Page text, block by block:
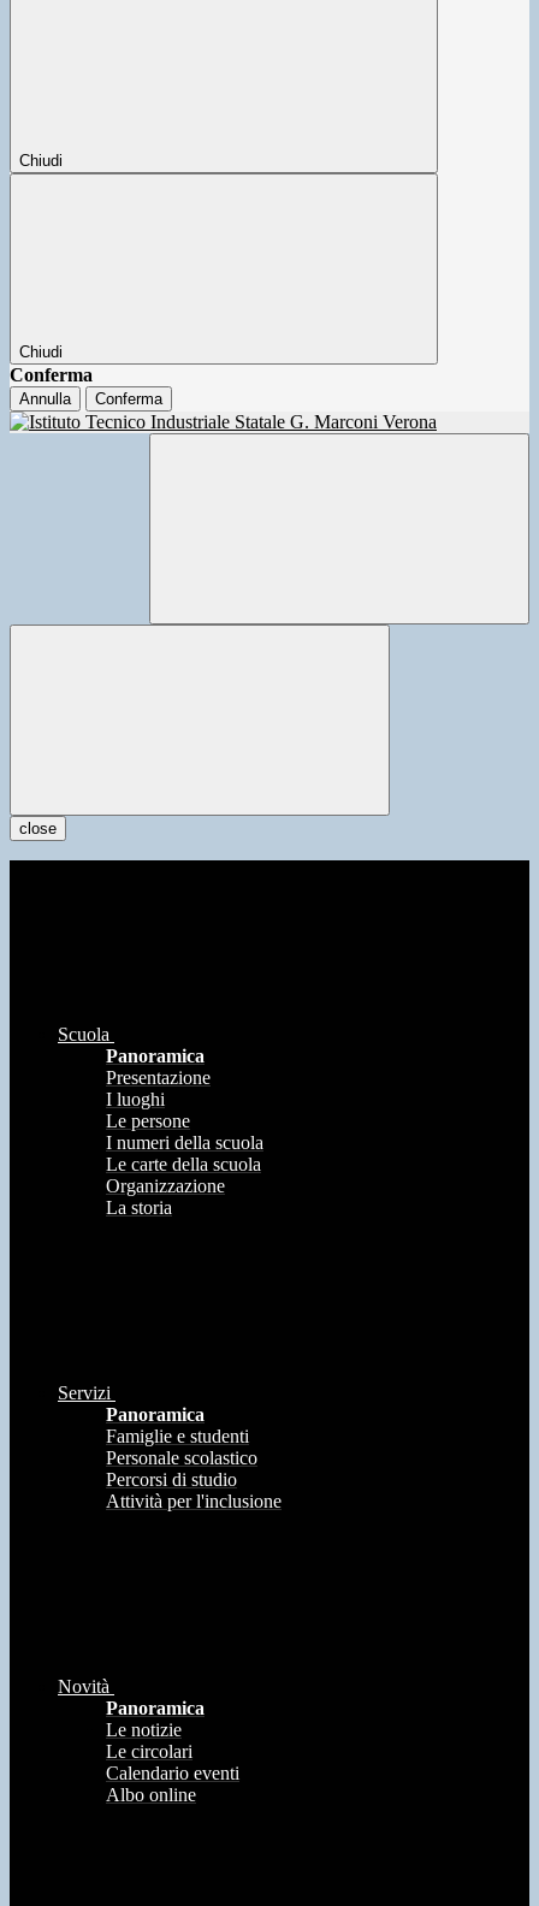
Chiudi
Chiudi
Conferma
Annulla Conferma
close
Scuola
Panoramica
Presentazione
I luoghi
Le persone
I numeri della scuola
Le carte della scuola
Organizzazione
La storia
Servizi
Panoramica
Famiglie e studenti
Personale scolastico
Percorsi di studio
Attività per l'inclusione
Novità
Panoramica
Le notizie
Le circolari
Calendario eventi
Albo online